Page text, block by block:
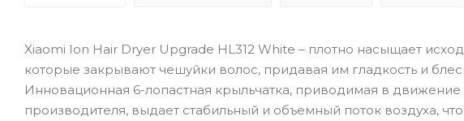
Xiaomi Ion Hair Dryer Upgrade HL312 White – плотно насыщает
которые закрывают чешуйки волос, придавая им гладкость и
Инновационная 6-лопастная крыльчатка, приводимая в
производителя, выдает стабильный и объемный поток воздуха,